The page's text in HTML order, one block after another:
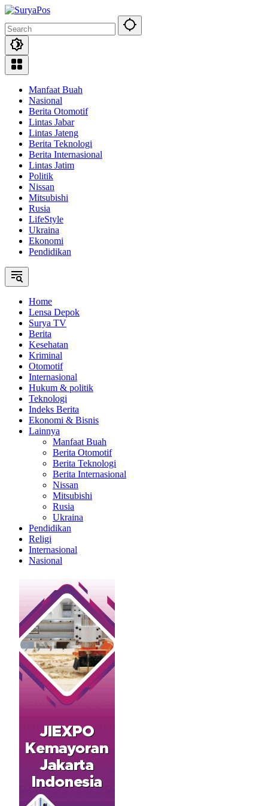
Skip
content
Manfaat Buah
Nasional
Berita Otomotif
Lintas Jabar
Lintas Jateng
Berita Teknologi
Berita Internasional
Lintas Jatim
Politik
Nissan
Mitsubishi
Rusia
LifeStyle
Ukraina
Ekonomi
Pendidikan
Home
Lensa Depok
Surya TV
Berita
Kesehatan
Kriminal
Otomotif
Internasional
Hukum & politik
Teknologi
Indeks Berita
Ekonomi & Bisnis
Lainnya
Manfaat Buah
Berita Otomotif
Berita Teknologi
Berita Internasional
Nissan
Mitsubishi
Rusia
Ukraina
Pendidikan
Religi
Internasional
Nasional